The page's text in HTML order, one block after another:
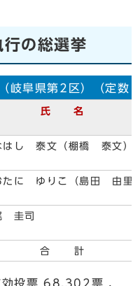
の総選挙
岐阜県第2区）（定数
氏 名
はし 泰文（棚橋 泰文）
たに ゆりこ（島田 由里
圭司
合 計
投票 68,302票 、